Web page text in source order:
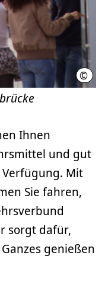
©
Ihnen
und gut
Mit
Sie fahren,
sorgt dafür,
genießen